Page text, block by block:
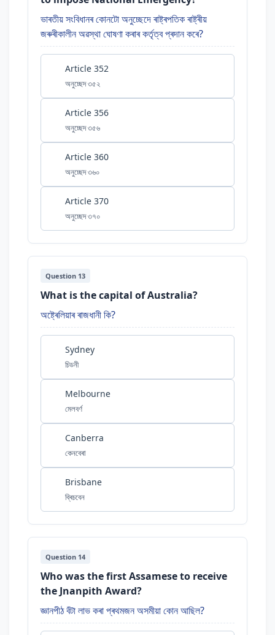
ভাৰতীয় সংবিধানৰ কোনটো অনুচ্ছেদে ৰাষ্ট্ৰপতিক ৰাষ্ট্ৰীয়
জৰুৰীকালীন অৱস্থা ঘোষণা কৰাৰ কৰ্তৃত্ব প্ৰদান কৰে?
Article 352
অনুচ্ছেদ ৩৫২
Article 356
অনুচ্ছেদ ৩৫৬
Article 360
অনুচ্ছেদ ৩৬০
Article 370
অনুচ্ছেদ ৩৭০
Question 13
What is the capital of Australia?
অষ্ট্ৰেলিয়াৰ ৰাজধানী কি?
Sydney
চিডনী
Melbourne
মেলবৰ্ণ
Canberra
কেনবেৰা
Brisbane
ব্ৰিচবেন
Question 14
Who was the first Assamese to receive
the Jnanpith Award?
জ্ঞানপীঠ বঁটা লাভ কৰা প্ৰথমজন অসমীয়া কোন আছিল?